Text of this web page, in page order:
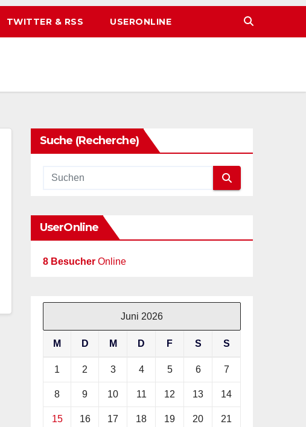
TWITTER & RSS USERONLINE
Suche (Recherche)
UserOnline
8 Besucher Online
Juni 2026
M D M D F S S
1 2 3 4 5 6 7
8 9 10 11 12 13 14
15 16 17 18 19 20 21